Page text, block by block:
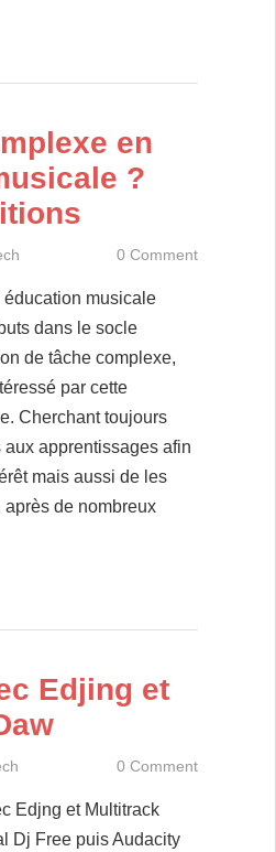
en
?
0 Comment
éducation musicale
dans le socle
de tâche complexe,
par cette
Cherchant toujours
apprentissages afin
mais aussi de les
après de nombreux
Edjing et
0 Comment
Edjng et Multitrack
Dj Free puis Audacity